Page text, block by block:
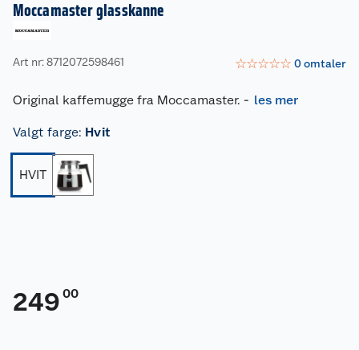
Moccamaster glasskanne
Art nr: 8712072598461 ☆☆☆☆☆ 0omtaler
Original kaffemugge fra Moccamaster. - les mer
Valgt farge: Hvit
HVIT
249 00